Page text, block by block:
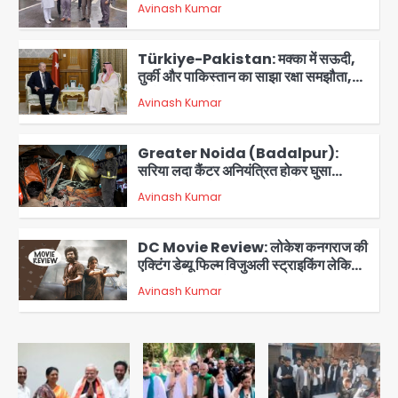
2
आरडब्ल्यूए ने जताया आभार
Avinash Kumar
3
Türkiye-Pakistan: मक्का में सऊदी,
तुर्की और पाकिस्तान का साझा रक्षा समझौता,
जानें इसके मायने
Avinash Kumar
4
Greater Noida (Badalpur):
सरिया लदा कैंटर अनियंत्रित होकर घुसा
किराना दुकान में , ड्राइवर की मौत
Avinash Kumar
5
DC Movie Review: लोकेश कनगराज की
एक्टिंग डेब्यू फिल्म विजुअली स्ट्राइकिंग लेकिन
स्क्रीनप्ले में कमजोर, लेकिन कहानी अधूरी रह
गई, 3 स्टार रेटिंग
Avinash Kumar
1
हॉस्पिटल और नोएडा लोक मंच की पहल, अब
सिर्फ 30 रुपये में मिलेगी 24 घंटे ऑनलाइन
डॉक्टर परामर्श सुविधा
Avinash Kumar